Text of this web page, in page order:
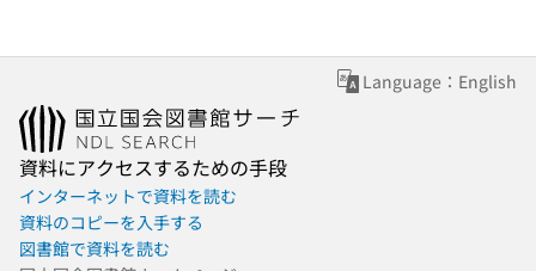
Language：English
資料にアクセスするための手段
インターネットで資料を読む
資料のコピーを入手する
図書館で資料を読む